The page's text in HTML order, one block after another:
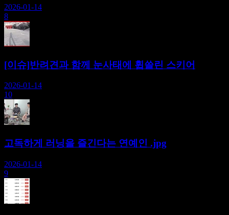
2026-01-14
8
[이슈]반려견과 함께 눈사태에 휩쓸린 스키어
2026-01-14
10
고독하게 러닝을 즐긴다는 연예인 .jpg
2026-01-14
9